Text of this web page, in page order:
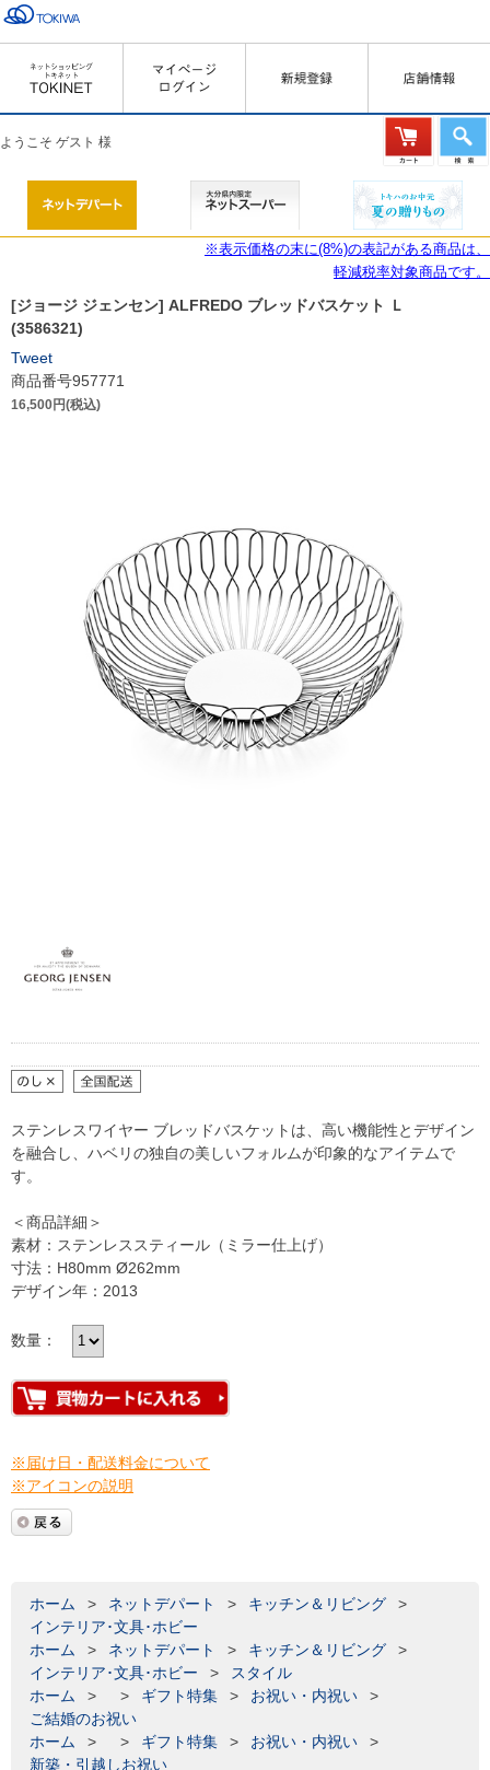
ようこそ ゲスト 様
※表示価格の末に(8%)の表記がある商品は、
軽減税率対象商品です。
[ジョージ ジェンセン] ALFREDO ブレッドバスケット Ｌ
(3586321)
Tweet
商品番号957771
16,500円(税込)
ステンレスワイヤー ブレッドバスケットは、高い機能性とデザイン
を融合し、ハベリの独自の美しいフォルムが印象的なアイテムで
す。
＜商品詳細＞
素材：ステンレススティール（ミラー仕上げ）
寸法：H80mm Ø262mm
デザイン年：2013
数量：
※届け日・配送料金について
※アイコンの説明
ホーム > ネットデパート > キッチン＆リビング
>
インテリア･文具･ホビー
ホーム
> ネットデパート > キッチン＆リビング
>
インテリア･文具･ホビー
>
スタイル
ホーム
> > ギフト特集 > お祝い・内祝い
>
ご結婚のお祝い
ホーム
> > ギフト特集 > お祝い・内祝い
>
新築・引越しお祝い